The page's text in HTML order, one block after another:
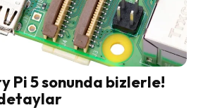
Pi 5 sonunda bizlerle!